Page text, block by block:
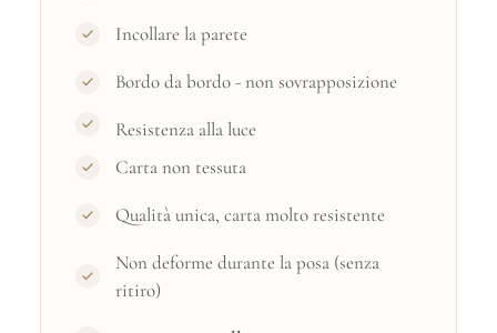
Incollare la parete
Bordo da bordo - non sovrapposizione
Resistenza alla luce
Carta non tessuta
Qualità unica, carta molto resistente
Non deforme durante la posa (senza
ritiro)